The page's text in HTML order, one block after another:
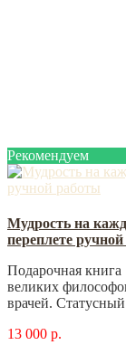
Рекомендуем
Мудрость на
переплете
Подарочная
великих
врачей.
13 000 р.